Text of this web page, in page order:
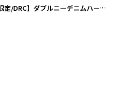
定/DRC】ダブルニーデニムハーフパンツ